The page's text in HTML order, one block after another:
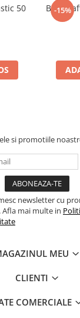
50
-15%
si promotiile
newsletter cu
Afla mai multe in
MEU
CLIENTI
COMERCIALE